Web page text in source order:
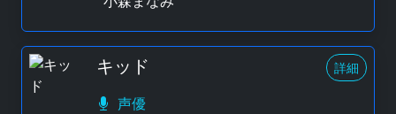
キッド 詳細
声優